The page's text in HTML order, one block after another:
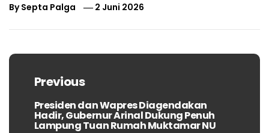
BySepta Palga 2 Juni 2026
Navigasi
posPrevious
Previous
post:
Presiden dan Wapres Diagendakan
Hadir, Gubernur Arinal Dukung Penuh
Lampung Tuan Rumah Muktamar NU